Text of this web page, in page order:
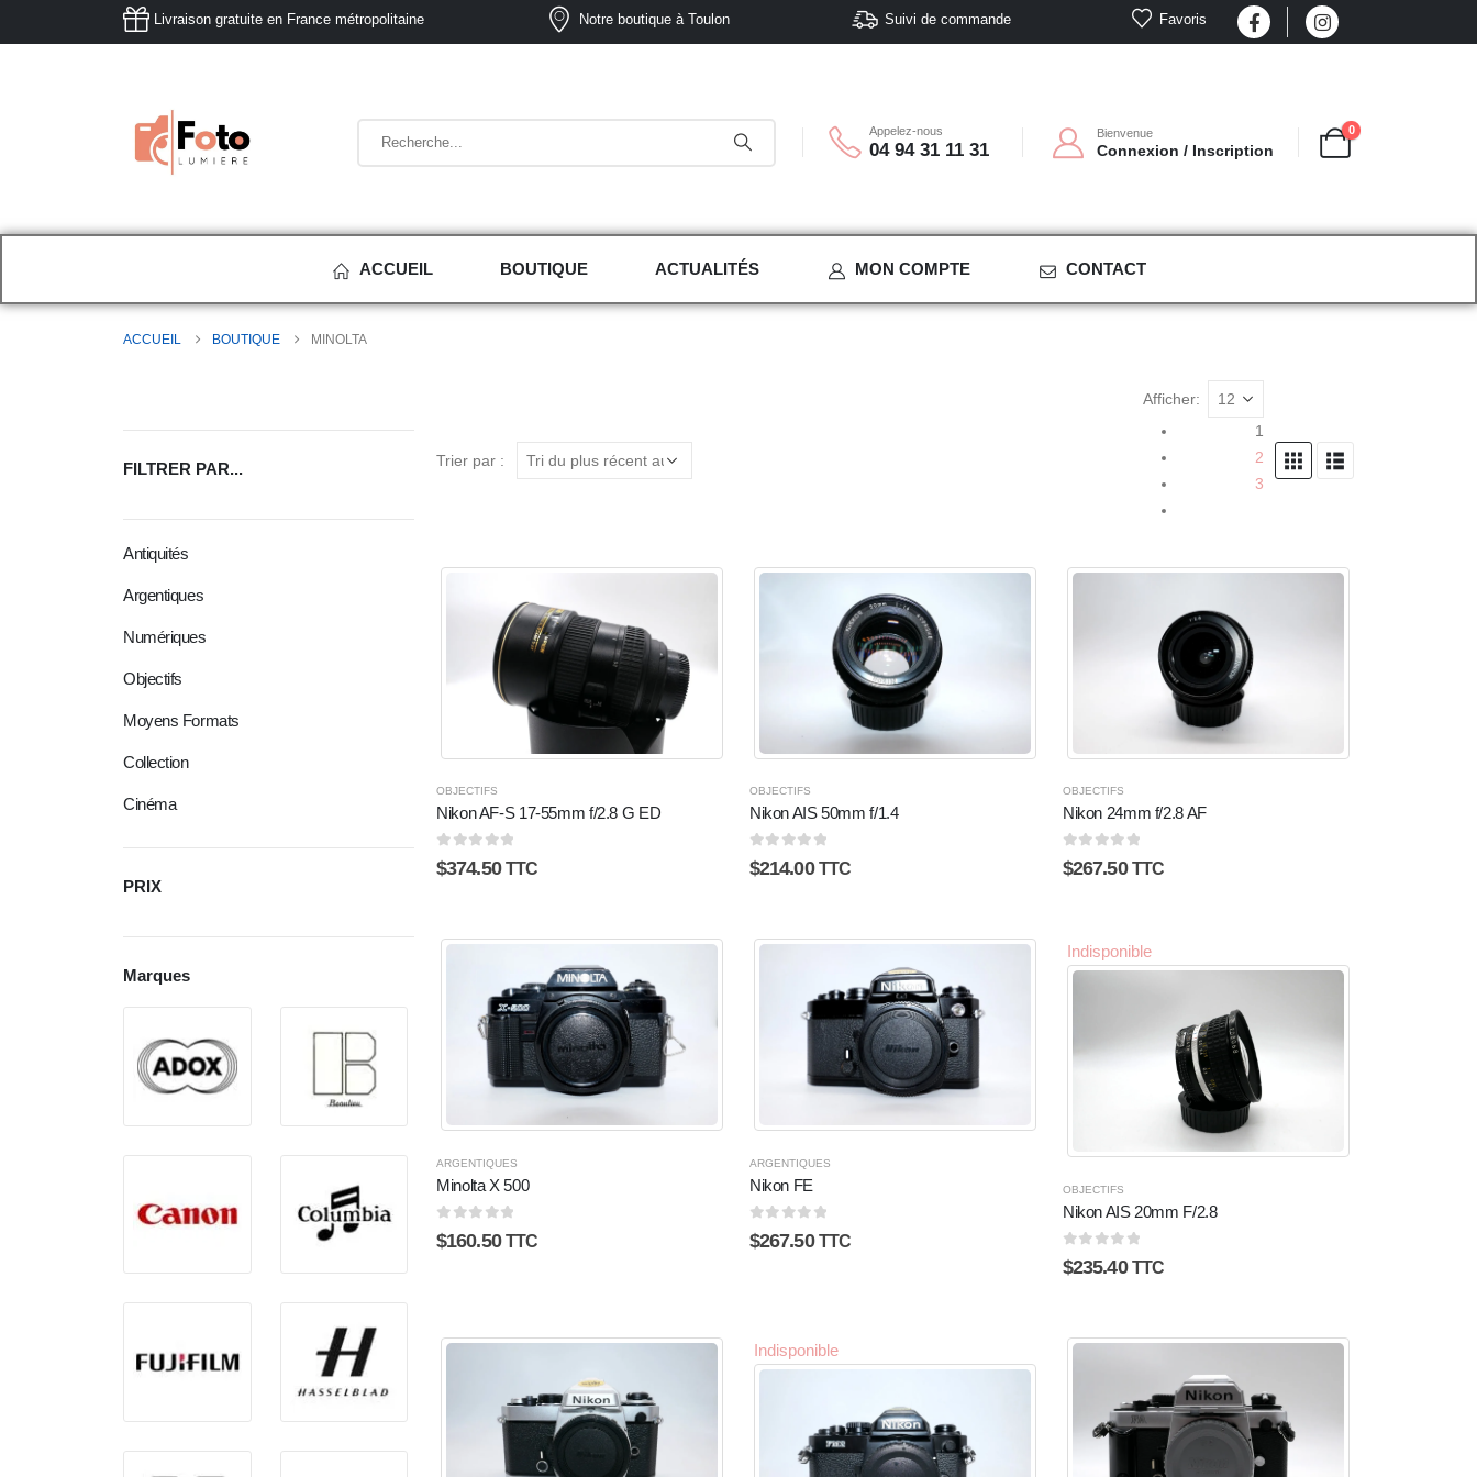
Notre boutique à Toulon
Livraison gratuite en France métropolitaine Suivi de commande Favoris
Appelez-nous
04 94 31 11 31
Bienvenue
Connexion / Inscription
0
ACCUEIL BOUTIQUE ACTUALITÉS MON COMPTE CONTACT
ACCUEIL BOUTIQUE MINOLTA
Trier par :
Afficher:
1
2
3
OBJECTIFS
Nikon AF-S 17-55mm f/2.8 G ED
0 sur 5
$374.50 TTC
OBJECTIFS
Nikon AIS 50mm f/1.4
0 sur 5
$214.00 TTC
OBJECTIFS
Nikon 24mm f/2.8 AF
0 sur 5
$267.50 TTC
ARGENTIQUES
Minolta X 500
0 sur 5
$160.50 TTC
ARGENTIQUES
Nikon FE
0 sur 5
$267.50 TTC
Indisponible
OBJECTIFS
Nikon AIS 20mm F/2.8
0 sur 5
$235.40 TTC
Indisponible
FILTRER PAR...
Antiquités
Argentiques
Numériques
Objectifs
Moyens Formats
Collection
Cinéma
PRIX
Marques